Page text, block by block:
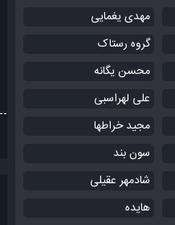
مهدی یغمایی
گروه رستاک
محسن یگانه
علی لهراسبی
مجید خراطها
سون بند
شادمهر عقیلی
هایده